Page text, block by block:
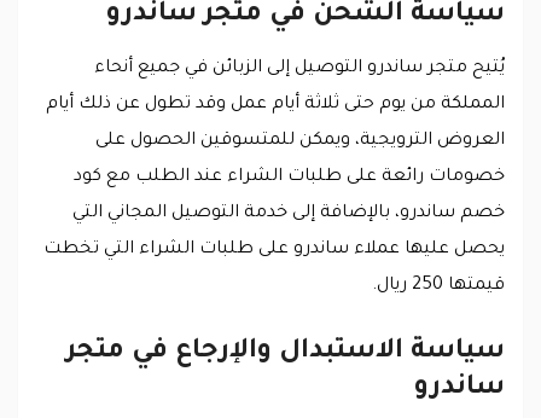
سياسة الشحن في متجر ساندرو
يُتيح متجر ساندرو التوصيل إلى الزبائن في جميع أنحاء
المملكة من يوم حتى ثلاثة أيام عمل وقد تطول عن ذلك أيام
العروض الترويجية، ويمكن للمتسوقين الحصول على
خصومات رائعة على طلبات الشراء عند الطلب مع كود
خصم ساندرو، بالإضافة إلى خدمة التوصيل المجاني التي
يحصل عليها عملاء ساندرو على طلبات الشراء التي تخطت
قيمتها 250 ريال.
سياسة الاستبدال والإرجاع في متجر
ساندرو